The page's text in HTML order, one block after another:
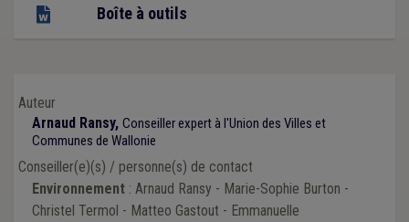
Boîte à outils
Auteur
Arnaud Ransy, Conseiller expert à l'Union des Villes et
Communes de Wallonie
Conseiller(e)(s) / personne(s) de contact
Environnement : Arnaud Ransy - Marie-Sophie Burton -
Christel Termol - Matteo Gastout - Emmanuelle